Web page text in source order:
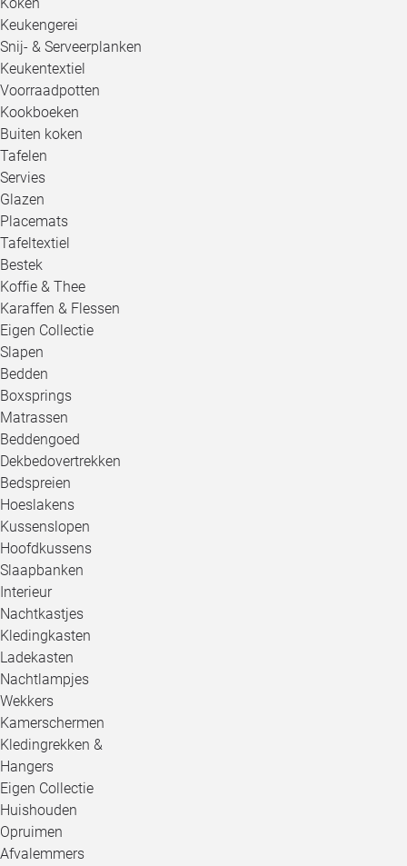
Keukengerei
Snij- & Serveerplanken
Keukentextiel
Voorraadpotten
Kookboeken
Buiten koken
Tafelen
Servies
Glazen
Placemats
Tafeltextiel
Bestek
Koffie & Thee
Karaffen & Flessen
Eigen Collectie
Slapen
Bedden
Boxsprings
Matrassen
Beddengoed
Dekbedovertrekken
Bedspreien
Hoeslakens
Kussenslopen
Hoofdkussens
Slaapbanken
Interieur
Nachtkastjes
Kledingkasten
Ladekasten
Nachtlampjes
Wekkers
Kamerschermen
Kledingrekken &
Hangers
Eigen Collectie
Huishouden
Opruimen
Afvalemmers